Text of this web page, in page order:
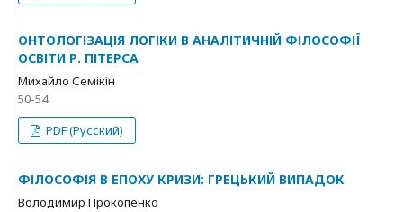
ОНТОЛОГІЗАЦІЯ ЛОГІКИ В АНАЛІТИЧНІЙ ФІЛОСОФІЇ
ОСВІТИ Р. ПІТЕРСА
Михайло Семікін
50-54
PDF (Русский)
ФІЛОСОФІЯ В ЕПОХУ КРИЗИ: ГРЕЦЬКИЙ ВИПАДОК
Володимир Прокопенко